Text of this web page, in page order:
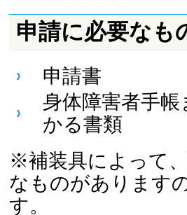
申請に必要なも
申請書
身体障害者手
かる書類
※補装具によって
なものがあります
す。